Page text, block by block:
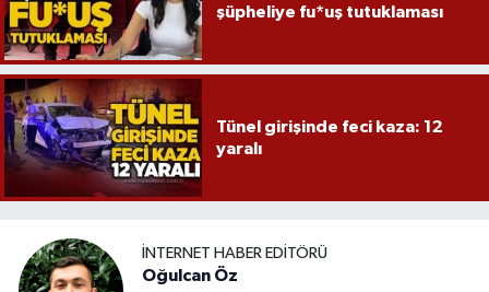
şüpheliye fu*uş tutuklaması
Tünel girişinde feci kaza: 12
yaralı
İNTERNET HABER EDITÖRÜ
Oğulcan Öz